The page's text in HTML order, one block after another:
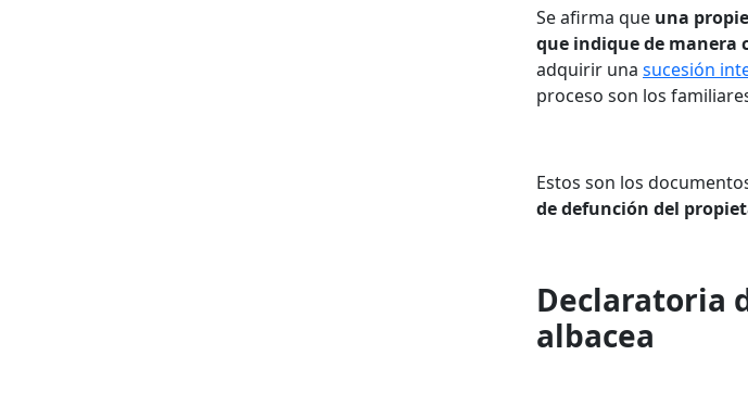
Se afirma que una
que indique de manera
adquirir una sucesión
proceso son los
Estos son los
de defunción del
Declaratoria
albacea